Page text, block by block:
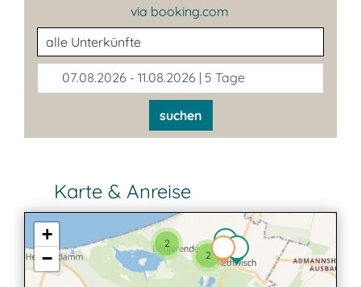
via booking.com
Unterkunftsart
07.08.2026 - 11.08.2026 | 5 Tage
suchen
Karte & Anreise
2
2
+
−